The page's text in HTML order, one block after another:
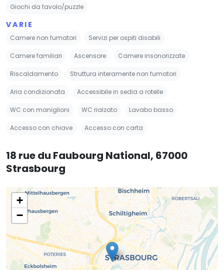
Giochi da tavolo/puzzle
VARIE
Camere non fumatori Servizi per ospiti disabili
Camere familiari Ascensore Camere insonorizzate
Riscaldamento Struttura interamente non fumatori
Aria condizionata Accessibile in sedia a rotelle
WC con maniglioni WC rialzato Lavabo basso
Accesso con chiave Accesso con carta
18 rue du Faubourg National, 67000
Strasbourg
+
−